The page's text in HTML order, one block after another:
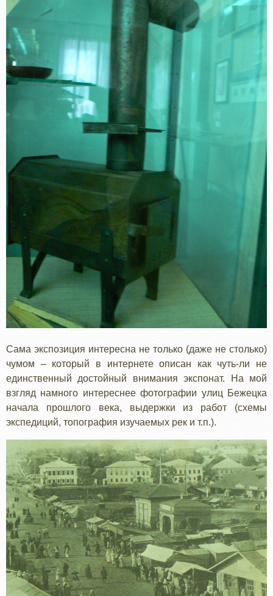
Сама экспозиция интересна не только (даже не столько)
чумом – который в интернете описан как чуть-ли не
единственный достойный внимания экспонат. На мой
взгляд намного интереснее фотографии улиц Бежецка
начала прошлого века, выдержки из работ (схемы
экспедиций, топография изучаемых рек и т.п.).